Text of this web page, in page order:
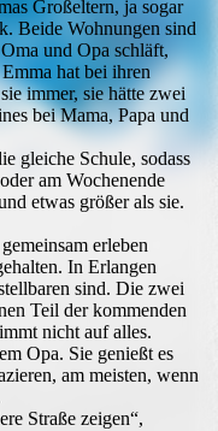
Großeltern, ja sogar
Beide Wohnungen sind
und Opa schläft,
hat bei ihren
immer, sie hätte zwei
bei Mama, Papa und
gleiche Schule, sodass
am Wochenende
etwas größer als sie.
erleben
In Erlangen
sind. Die zwei
Teil der kommenden
nicht auf alles.
Opa. Sie genießt es
am meisten, wenn
Straße zeigen“,